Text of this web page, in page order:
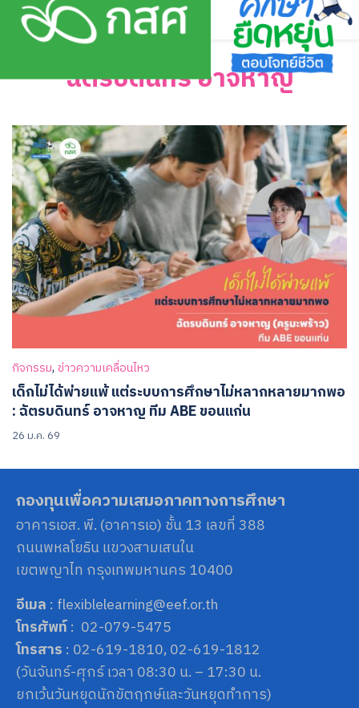
Skip
ฉัตรบดินทร์ อาจหาญ
กิจกรรม, ข่าวความเคลื่อนไหว
เด็กไม่ได้พ่ายแพ้ แต่ระบบการศึกษาไม่หลากหลายมากพอ
: ฉัตรบดินทร์ อาจหาญ ทีม ABE ขอนแก่น
26 ม.ค. 69
กองทุนเพื่อความเสมอภาคทางการศึกษา
อาคารเอส. พี. (อาคารเอ) ชั้น 13 เลขที่ 388
ถนนพหลโยธิน แขวงสามเสนใน
เขตพญาไท กรุงเทพมหานคร 10400
อีเมล : flexiblelearning@eef.or.th
โทรศัพท์: 02-079-5475
โทรสาร : 02-619-1810, 02-619-1812
(วันจันทร์-ศุกร์ เวลา 08:30 น. – 17:30 น.
ยกเว้นวันหยุดนักขัตฤกษ์และวันหยุดทำการ)